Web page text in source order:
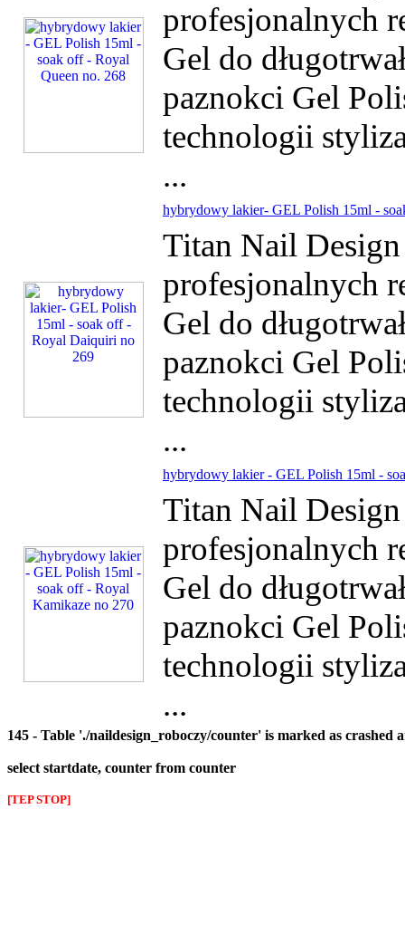
profesjonalnych
Gel do
paznokci Gel
technologii
...
hybrydowy lakier- GEL Polish 15ml -
Titan Nail
profesjonalnych
Gel do
paznokci Gel
technologii
...
hybrydowy lakier - GEL Polish 15ml -
Titan Nail
profesjonalnych
Gel do
paznokci Gel
technologii
...
145 - Table './naildesign_roboczy/counter' is marked as crashed
select startdate, counter from counter
[TEP STOP]